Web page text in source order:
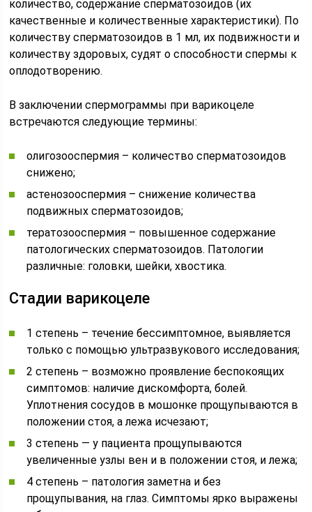
количество, содержание сперматозоидов (их
качественные и количественные характеристики). По
количеству сперматозоидов в 1 мл, их подвижности и
количеству здоровых, судят о способности спермы к
оплодотворению.
В заключении спермограммы при варикоцеле
встречаются следующие термины:
олигозооспермия – количество сперматозоидов
снижено;
астенозооспермия – снижение количества
подвижных сперматозоидов;
тератозооспермия – повышенное содержание
патологических сперматозоидов. Патологии
различные: головки, шейки, хвостика.
Стадии варикоцеле
1 степень – течение бессимптомное, выявляется
только с помощью ультразвукового исследования;
2 степень – возможно проявление беспокоящих
симптомов: наличие дискомфорта, болей.
Уплотнения сосудов в мошонке прощупываются в
положении стоя, а лежа исчезают;
3 степень — у пациента прощупываются
увеличенные узлы вен и в положении стоя, и лежа;
4 степень – патология заметна и без
прощупывания, на глаз. Симптомы ярко выражены